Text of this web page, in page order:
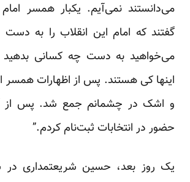
می‌دانستند نمی‌آیم. یکبار همسر
گفتند که امام این انقلاب را به
می‌خواهید به دست چه کسانی بدهید
اینها کی هستند. پس از اظهارات همسر
و اشک در چشمانم جمع شد. پس از
حضور در انتخابات ثبت‌نام کردم.”
یک روز بعد، حسین شریعتمداری در